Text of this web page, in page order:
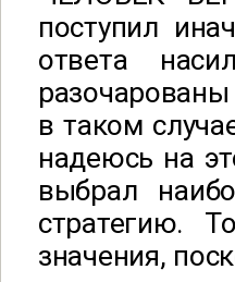
поступил
ответа
в таком
надеюсь на
выбрал
стратегию.
значения,